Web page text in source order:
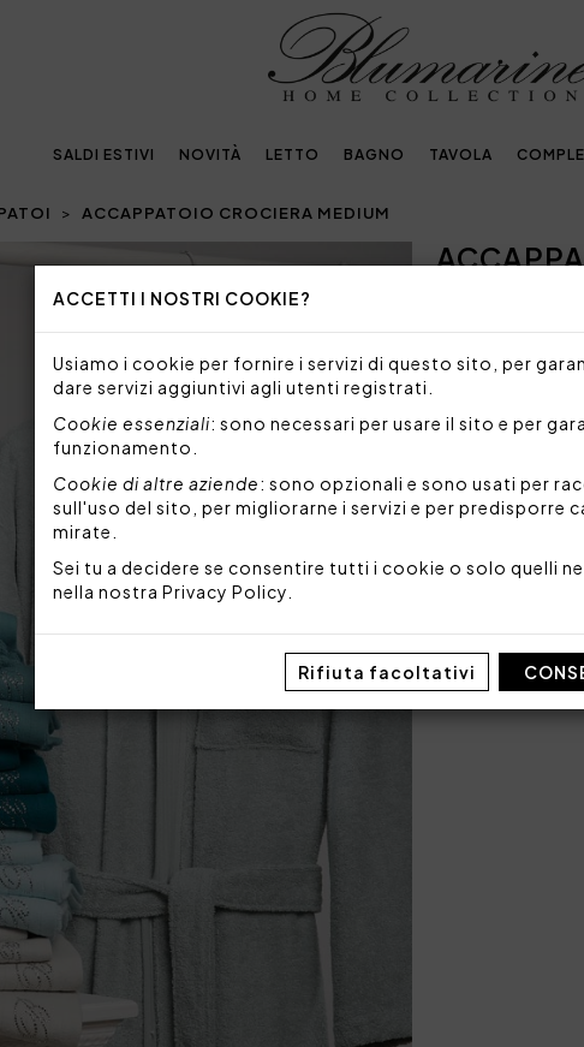
ACCETTI I NOSTRI COOKIE?
Usiamo i cookie per fornire i servizi di questo sito, per
dare servizi aggiuntivi agli utenti registrati.
Cookie essenziali: sono necessari per usare il sito e per
funzionamento.
Cookie di altre aziende: sono opzionali e sono usati per
sull'uso del sito, per migliorarne i servizi e per predisporre
mirate.
Sei tu a decidere se consentire tutti i cookie o solo quelli
nella nostra Privacy Policy
Rifiuta facoltativi
SALDI ESTIVI NOVITÀ LETTO BAGNO TAVOLA
ACCAPPATOIO CROCIERA MEDIUM
Next
NON
Siamo
Accappatoio
100% cotone
Imballo: Scatola